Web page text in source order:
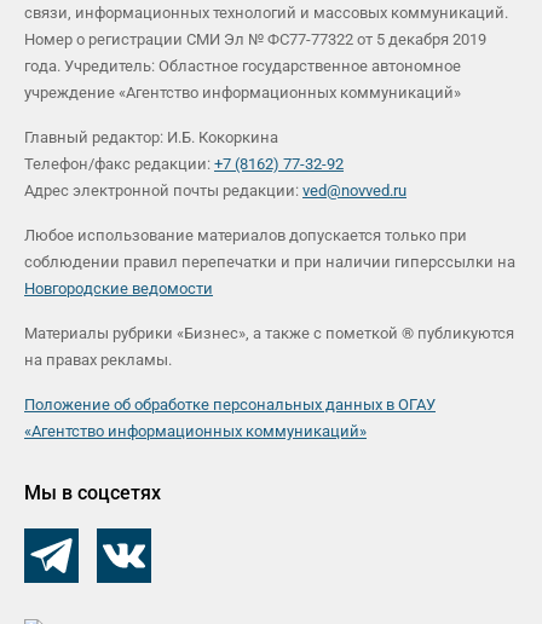
связи, информационных технологий и массовых коммуникаций.
Номер о регистрации СМИ Эл № ФС77-77322 от 5 декабря 2019
года. Учредитель: Областное государственное автономное
учреждение «Агентство информационных коммуникаций»
Главный редактор: И.Б. Кокоркина
Телефон/факс редакции: +7 (8162) 77-32-92
Адрес электронной почты редакции: ved@novved.ru
Любое использование материалов допускается только при
соблюдении правил перепечатки и при наличии гиперссылки на
Новгородские ведомости
Материалы рубрики «Бизнес», а также с пометкой ® публикуются
на правах рекламы.
Положение об обработке персональных данных в ОГАУ
«Агентство информационных коммуникаций»
Мы в соцсетях